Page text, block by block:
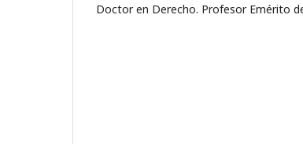
Doctor en Derecho. Profesor Emérito